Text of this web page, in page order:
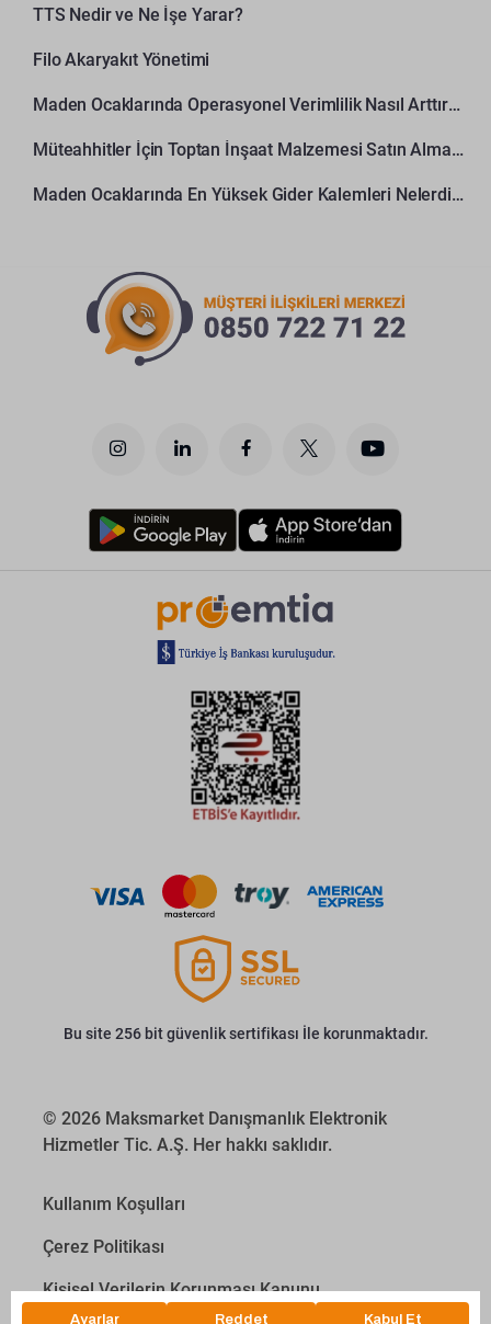
TTS Nedir ve Ne İşe Yarar?
Filo Akaryakıt Yönetimi
Maden Ocaklarında Operasyonel Verimlilik Nasıl Arttırılır?
Müteahhitler İçin Toptan İnşaat Malzemesi Satın Alma Rehberi
Maden Ocaklarında En Yüksek Gider Kalemleri Nelerdir?
Bu site 256 bit güvenlik sertifikası İle korunmaktadır.
© 2026 Maksmarket Danışmanlık Elektronik
Hizmetler Tic. A.Ş. Her hakkı saklıdır.
Kullanım Koşulları
Çerez Politikası
Kişisel Verilerin Korunması Kanunu